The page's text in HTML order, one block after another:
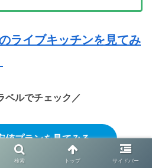
ライブキッチンを見てみ
ベルでチェック／
値プランを見てみる
検索 トップ サイドバー